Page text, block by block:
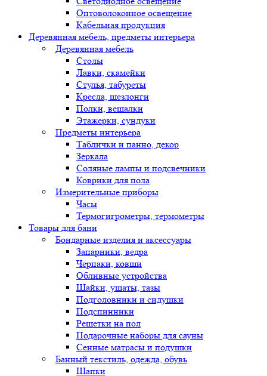
Оптоволоконное освещение
Кабельная продукция
Деревянная мебель, предметы интерьера
Деревянная мебель
Столы
Лавки, скамейки
Стулья, табуреты
Кресла, шезлонги
Полки, вешалки
Этажерки, сундуки
Предметы интерьера
Таблички и панно, декор
Зеркала
Соляные лампы и подсвечники
Коврики для пола
Измерительные приборы
Часы
Термогигрометры, термометры
Товары для бани
Бондарные изделия и аксессуары
Запарники, ведра
Черпаки, ковши
Обливные устройства
Шайки, ушаты, тазы
Подголовники и сидушки
Подспинники
Решетки на пол
Подарочные наборы для сауны
Сенные матрасы и подушки
Банный текстиль, одежда, обувь
Шапки